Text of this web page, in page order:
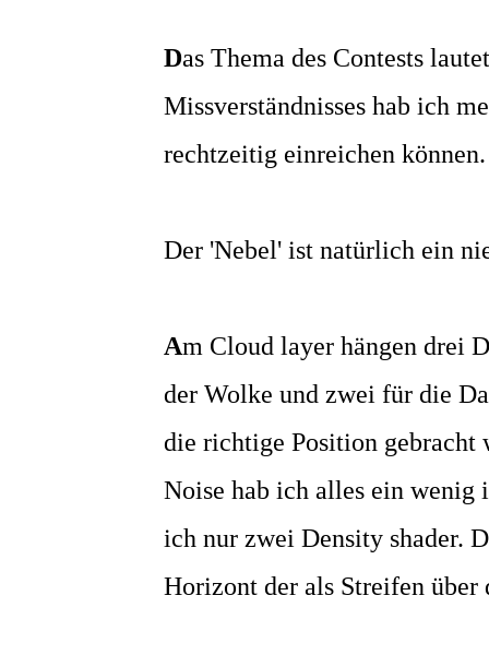
Das Thema des Contests
Missverständnisses hab ich
rechtzeitig einreichen können.
Der 'Nebel' ist natürlich ein
Am Cloud layer hängen drei
der Wolke und zwei für die
die richtige Position gebracht
Noise hab ich alles ein wenig
ich nur zwei Density shader.
Horizont der als Streifen über